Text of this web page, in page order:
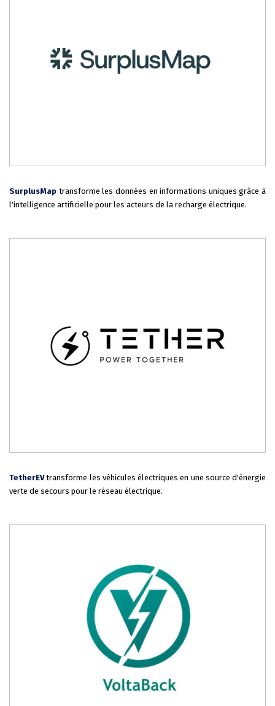
SurplusMap transforme les données en informations uniques grâce à
l'intelligence artificielle pour les acteurs de la recharge électrique.
TetherEV transforme les véhicules électriques en une source d'énergie
verte de secours pour le réseau électrique.